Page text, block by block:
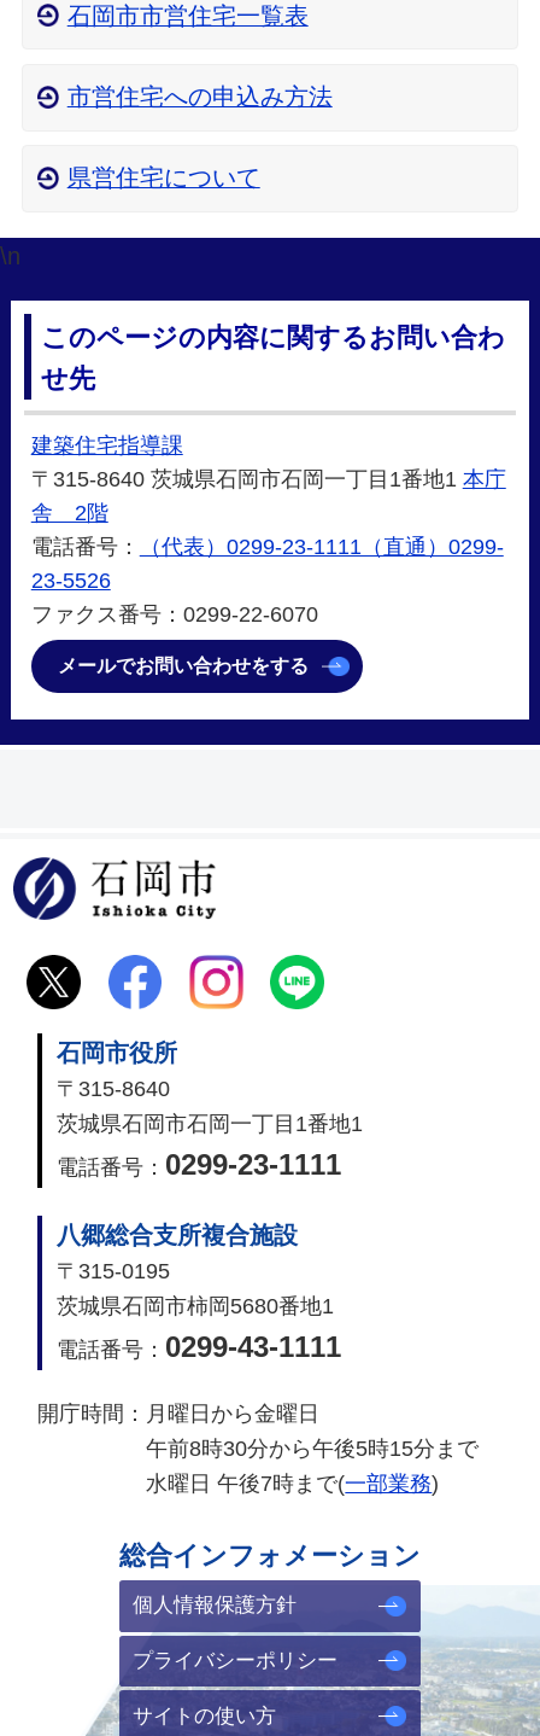
石岡市市営住宅一覧表
市営住宅への申込み方法
県営住宅について
\n
このページの内容に関するお問い合わ
せ先
建築住宅指導課
〒315-8640 茨城県石岡市石岡一丁目1番地1 本庁
舎 2階
電話番号：
（代表）0299-23-1111（直通）0299-
23-5526
ファクス番号：0299-22-6070
メールでお問い合わせをする
石岡市役所
〒315-8640
茨城県石岡市石岡一丁目1番地1
電話番号： 0299-23-1111
八郷総合支所複合施設
〒315-0195
茨城県石岡市柿岡5680番地1
電話番号： 0299-43-1111
開庁時間： 月曜日から金曜日
午前8時30分から午後5時15分まで
水曜日 午後7時まで(一部業務)
総合インフォメーション
個人情報保護方針
プライバシーポリシー
サイトの使い方